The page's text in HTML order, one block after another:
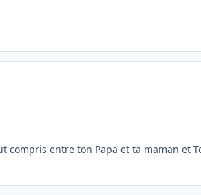
entre ton Papa et ta maman et